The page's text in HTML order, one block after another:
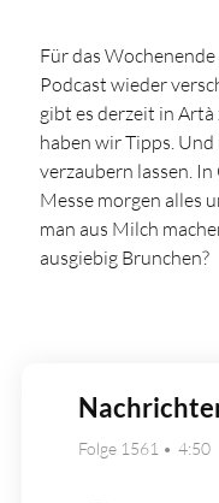
Für das
Podcast wieder
gibt es derzeit in
haben wir Tipps. Und
verzaubern lassen.
Messe morgen alles
man aus Milch
ausgiebig Brunchen?
Folge 1561 4:50